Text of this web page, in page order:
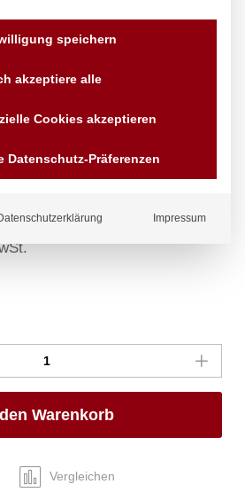
Warenkorb
Vergleichen
speichern
akzeptiere alle
Cookies akzeptieren
Datenschutz-Präferenzen
Impressum